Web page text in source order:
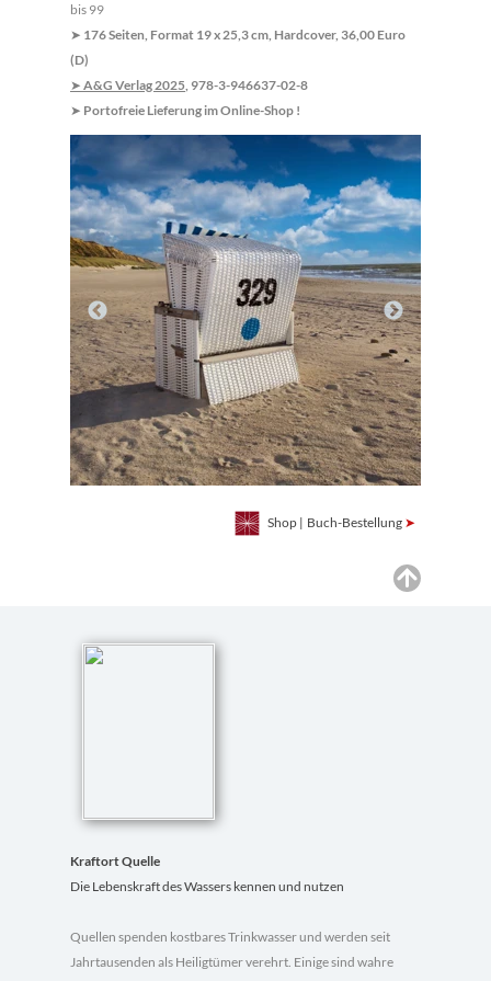
bis 99
➤ 176 Seiten, Format 19 x 25,3 cm, Hardcover, 36,00 Euro
(D)
➤ A&G Verlag 2025, 978-3-946637-02-8
➤ Portofreie Lieferung im Online-Shop !
Shop | Buch-Bestellung ➤
Kraftort Quelle
Die Lebenskraft des Wassers kennen und nutzen
Quellen spenden kostbares Trinkwasser und werden seit
Jahrtausenden als Heiligtümer verehrt. Einige sind wahre